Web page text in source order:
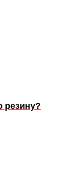
резину?